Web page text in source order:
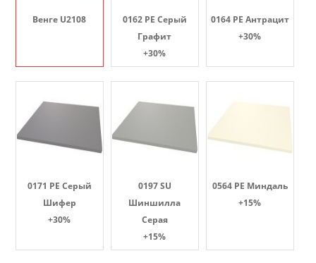
Венге U2108
0162 PE Серый
Графит
+30%
0164 PE Антрацит
+30%
0171 PE Серый
Шифер
+30%
0197 SU
Шиншилла
Серая
+15%
0564 PE Миндаль
+15%